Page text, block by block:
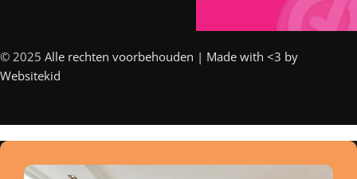
© 2025 Alle rechten voorbehouden | Made with <3 by
Websitekid